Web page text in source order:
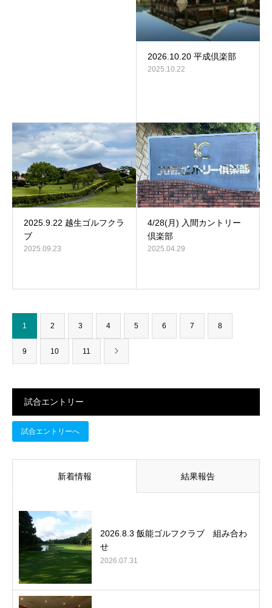
2026.10.20 平成倶楽部
2025.10.22
2025.9.22 越生ゴルフクラ
ブ
2025.09.23
4/28(月) 入間カントリー
倶楽部
2025.04.29
1 2 3 4 5 6 7 8
9 10 11
試合エントリー
試合エントリーへ
新着情報 結果報告
2026.8.3 飯能ゴルフクラブ 組み合わ
せ
2026.07.31